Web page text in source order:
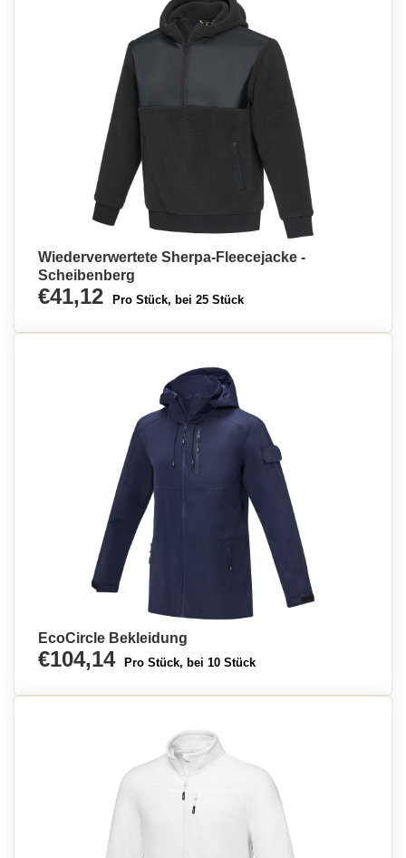
Wiederverwertete Sherpa-Fleecejacke -
Scheibenberg
€41,12 Pro Stück, bei 25 Stück
EcoCircle Bekleidung
€104,14 Pro Stück, bei 10 Stück